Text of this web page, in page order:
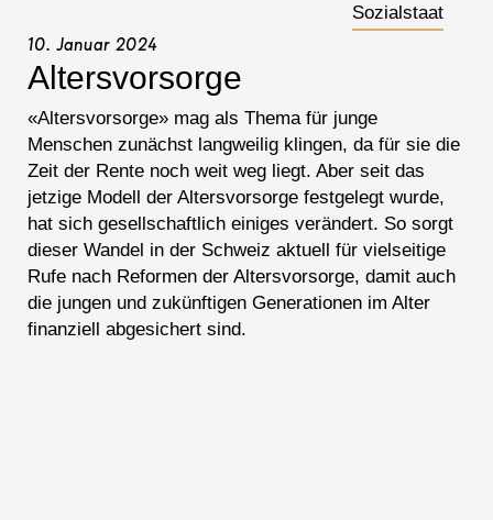
Sozialstaat
10. Januar 2024
Altersvorsorge
«Altersvorsorge» mag als Thema für junge
Menschen zunächst langweilig klingen, da für sie die
Zeit der Rente noch weit weg liegt. Aber seit das
jetzige Modell der Altersvorsorge festgelegt wurde,
hat sich gesellschaftlich einiges verändert. So sorgt
dieser Wandel in der Schweiz aktuell für vielseitige
Rufe nach Reformen der Altersvorsorge, damit auch
die jungen und zukünftigen Generationen im Alter
finanziell abgesichert sind.